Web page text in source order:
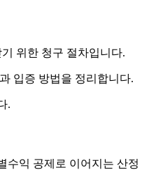
위한 청구 절차입니다.
입증 방법을 정리합니다.
.
수익 공제로 이어지는 산정